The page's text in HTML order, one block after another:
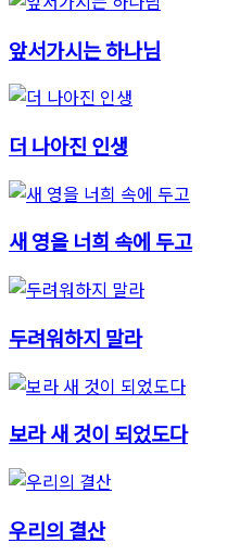
앞서가시는 하나님
더 나아진 인생
새 영을 너희 속에 두고
두려워하지 말라
보라 새 것이 되었도다
우리의 결산